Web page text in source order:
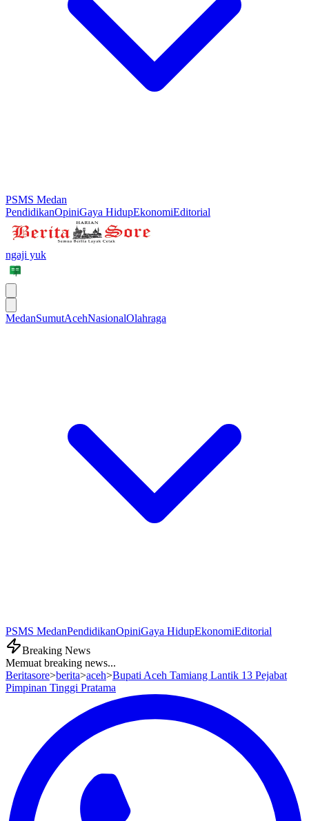
PSMS Medan
PendidikanOpiniGaya HidupEkonomiEditorial
ngaji yuk
MedanSumutAcehNasionalOlahraga
PSMS MedanPendidikanOpiniGaya HidupEkonomiEditorial
Breaking News
Memuat breaking news...
Beritasore>berita>aceh>Bupati Aceh Tamiang Lantik 13 Pejabat
Pimpinan Tinggi Pratama